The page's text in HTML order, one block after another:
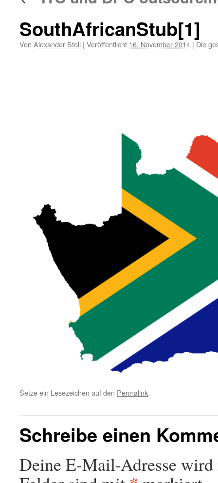
SouthAfricanStub[1]
Von Alexander Stoll | Veröffentlicht 16. November 2014 | Die
Setze ein Lesezeichen auf den Permalink.
Schreibe einen
Deine E-Mail-Adresse